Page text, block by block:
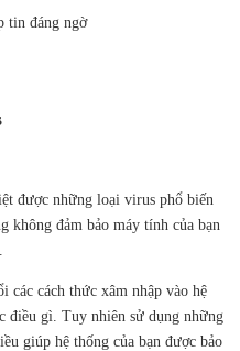
tin đáng ngờ
được những loại virus phổ biến
không đảm bảo máy tính của bạn
các cách thức xâm nhập vào hệ
điều gì. Tuy nhiên sử dụng những
giúp hệ thống của bạn được bảo